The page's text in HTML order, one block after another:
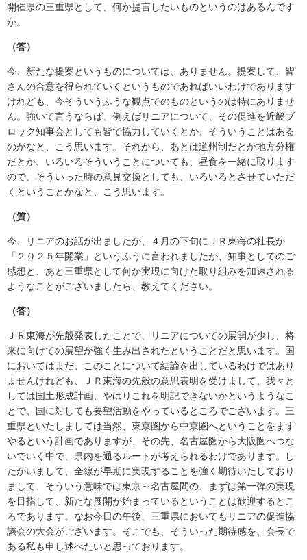
開催県の三重県として、何か提言したいものというのはあるんです
か。
（答）
今、新たな提案というものについては、ありません。提案して、皆
さんの合意を得られていくというものであればいいわけであります
けれども、今そういうふうな観点でのものというのは特にありませ
ん。強いて言うならば、例えばリニアについて、その促進を近畿ブ
ロック知事会としても皆で協力していくとか、そういうことはある
のかなと、こう思います。それから、あとは道州制だとか地方分権
だとか、いろいろそういうことについても、昼食を一緒に取ります
ので、そういった時の意見交換としても、いろいろとさせていただ
くということかなと、こう思います。
（質）
今、リニアのお話が出ましたが、４月の下旬にＪＲ東海の社長が
「２０２５年開業」というふうに言われましたが、知事としてのご
感想と、あと三重県として何か実現に向けた取り組みを加速される
ようなことがございましたら、教えてください。
（答）
ＪＲ東海が先般発表したことで、リニアについての展開が少し、将
来に向けての展望が強く生み出されたということだと思います。国
においてはまだ、このことについて結論を出しているわけではあり
ませんけれども、ＪＲ東海の先般の意思表明を受けまして、我々と
しては国土形成計画、やはりこれを明記できないかというようなこ
とで、国に対しても要望活動をやっているところでございます。三
重県といたしましては当然、東京圏から中京圏へということをまず
やるという計画でありますが、その先、名古屋圏から大阪圏へつな
いでいく中で、県内を通るルートが考えられるわけであります。し
たがいまして、全線が早期に実現することを強く期待いたしており
まして、そういう意味では東京～名古屋間の、まずは第一弾の実現
を目指して、新たな展開が始まっているということは歓迎するとこ
ろであります。なお今日の午後、三重県においてもリニアの促進協
議会の大会がございます。そこでも、そういった期待感を、会長で
ある私も申し述べたいと思っております。